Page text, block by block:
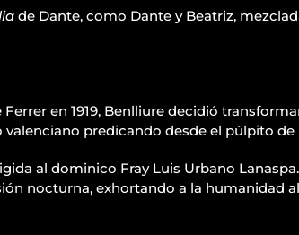
de Dante, como Dante y Beatriz,
en 1919, Benlliure decidió
predicando desde el púlpito de
al dominico Fray Luis Urbano
nocturna, exhortando a la humanidad